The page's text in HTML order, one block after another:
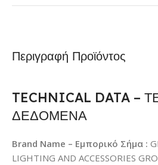
Περιγραφή Προϊόντος
TECHNICAL DATA –
ΔΕΔΟΜΕΝΑ
Brand Name – Εμπορικό Σήμα :
LIGHTING AND ACCESSORIES